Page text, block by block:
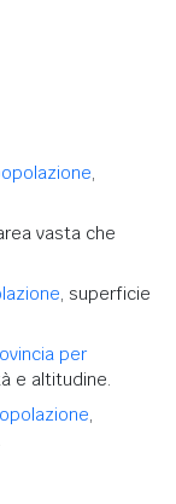
,
vasta che
, superficie
per
e altitudine.
,